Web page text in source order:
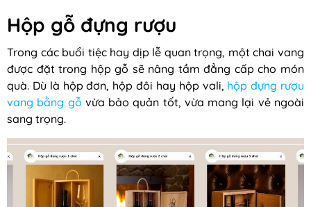
Hộp gỗ đựng rượu
Trong các buổi tiệc hay dịp lễ quan trọng, một chai vang
được đặt trong hộp gỗ sẽ nâng tầm đẳng cấp cho món
quà. Dù là hộp đơn, hộp đôi hay hộp vali, hộp đựng rượu
vang bằng gỗ vừa bảo quản tốt, vừa mang lại vẻ ngoài
sang trọng.